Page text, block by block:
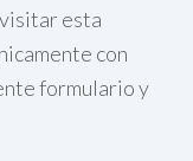
esta
con
formulario y